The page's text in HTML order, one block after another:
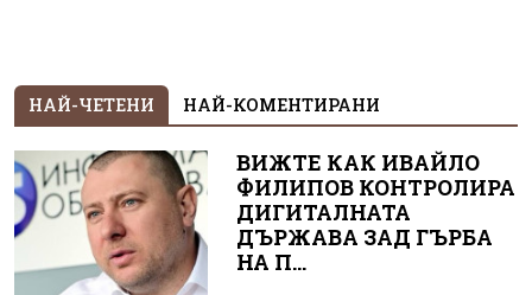
НАЙ-ЧЕТЕНИ НАЙ-КОМЕНТИРАНИ
ВИЖТЕ КАК ИВАЙЛО
ФИЛИПОВ КОНТРОЛИРА
ДИГИТАЛНАТА
ДЪРЖАВА ЗАД ГЪРБА
НА П...